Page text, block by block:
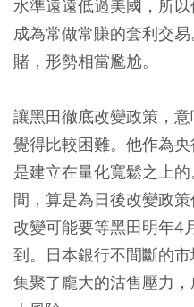
水準遠遠低過美國，所
成為常做常賺的套利交
賭，形勢相當尷尬。
讓黑田徹底改變政策，
覺得比較困難。他作為
是建立在量化寬鬆之上
間，算是為日後改變政
改變可能要等黑田明年4
到。日本銀行不間斷的
集聚了龐大的沽售壓力